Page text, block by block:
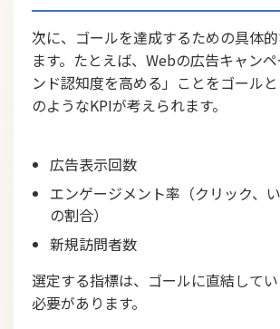
次に、ゴールを達成するための具体
ます。たとえば、Webの広告キャン
ンド認知度を高める」ことをゴール
のようなKPIが考えられます。
広告表示回数
エンゲージメント率（クリック、
の割合）
新規訪問者数
選定する指標は、ゴールに直結して
必要があります。